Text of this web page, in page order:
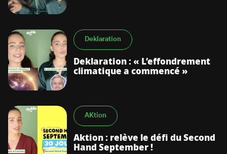
Deklaration
Deklaration : « L’effondrement
climatique a commencé »
AKtion
Aktion : relève le défi du Second
Hand September !